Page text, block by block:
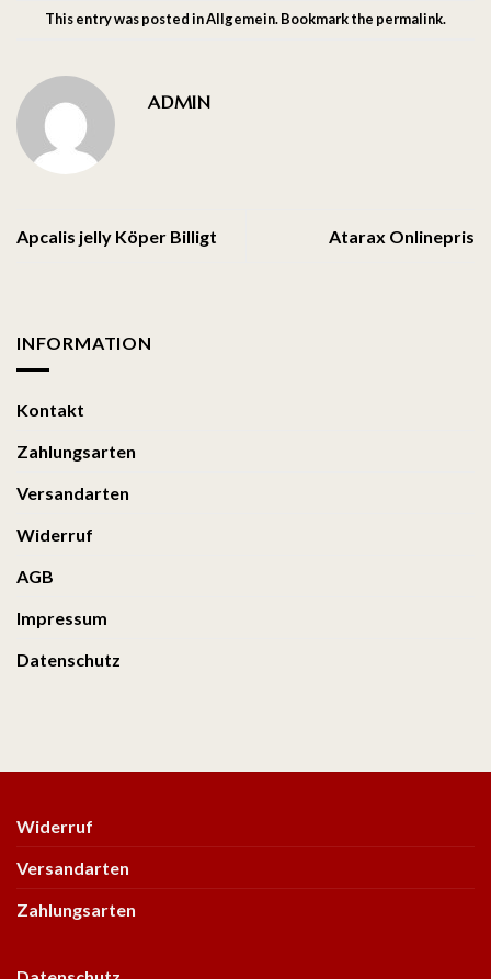
This entry was posted inAllgemein. Bookmark the permalink.
ADMIN
Apcalis jelly Köper Billigt Atarax Onlinepris
INFORMATION
Kontakt
Zahlungsarten
Versandarten
Widerruf
AGB
Impressum
Datenschutz
Widerruf
Versandarten
Zahlungsarten